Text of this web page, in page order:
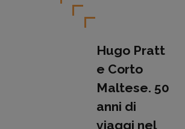
Hugo Pratt
e Corto
Maltese. 50
anni di
viaggi nel